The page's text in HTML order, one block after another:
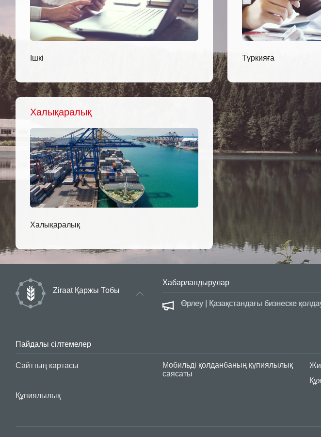
Ішкі Түркияға
Халықаралық
Халықаралық
Ziraat Қаржы Тобы
Хабарландырулар
Өрлеу | Қазақстандағы бизнеске
Пайдалы сілтемелер
Сайттың картасы
Мобильді қолданбаның құпиялылық
саясаты
Құпиялылық